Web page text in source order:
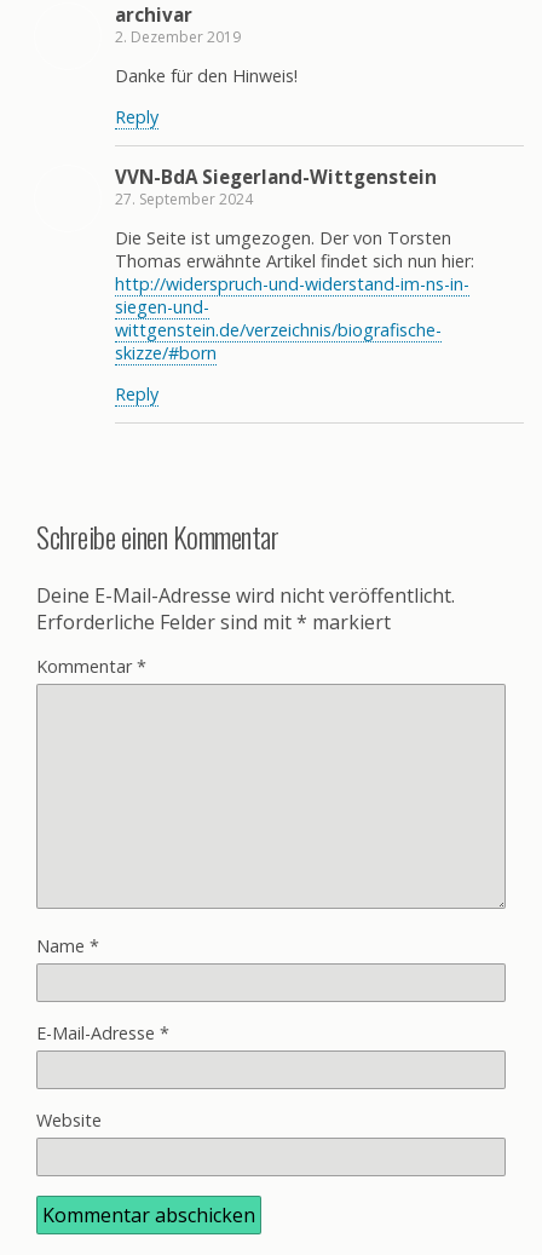
archivar
2. Dezember 2019
Danke für den Hinweis!
Reply
VVN-BdA Siegerland-Wittgenstein
27. September 2024
Die Seite ist umgezogen. Der von Torsten
Thomas erwähnte Artikel findet sich nun hier:
http://widerspruch-und-widerstand-im-ns-in-
siegen-und-
wittgenstein.de/verzeichnis/biografische-
skizze/#born
Reply
Schreibe einen Kommentar
Deine E-Mail-Adresse wird nicht veröffentlicht.
Erforderliche Felder sind mit* markiert
Kommentar*
Name *
E-Mail-Adresse *
Website